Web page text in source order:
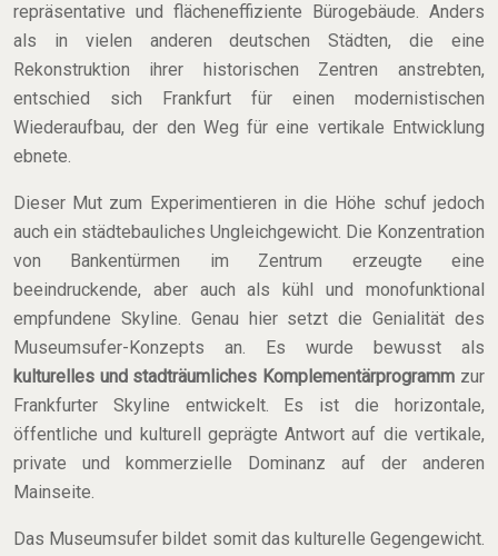
repräsentative und flächeneffiziente Bürogebäude. Anders
als in vielen anderen deutschen Städten, die eine
Rekonstruktion ihrer historischen Zentren anstrebten,
entschied sich Frankfurt für einen modernistischen
Wiederaufbau, der den Weg für eine vertikale Entwicklung
ebnete.
Dieser Mut zum Experimentieren in die Höhe schuf jedoch
auch ein städtebauliches Ungleichgewicht. Die Konzentration
von Bankentürmen im Zentrum erzeugte eine
beeindruckende, aber auch als kühl und monofunktional
empfundene Skyline. Genau hier setzt die Genialität des
Museumsufer-Konzepts an. Es wurde bewusst als
kulturelles und stadträumliches Komplementärprogramm zur
Frankfurter Skyline entwickelt. Es ist die horizontale,
öffentliche und kulturell geprägte Antwort auf die vertikale,
private und kommerzielle Dominanz auf der anderen
Mainseite.
Das Museumsufer bildet somit das kulturelle Gegengewicht.